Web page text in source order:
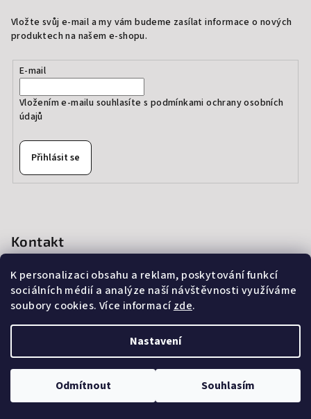
K personalizaci obsahu a reklam, poskytování funkcí
sociálních médií a analýze naší návštěvnosti využíváme
soubory cookies. Více informacízde.
Nastavení
Odmítnout Souhlasím
Vložte svůj e-mail a my vám budeme zasílat informace o nových
produktech na našem e-shopu.
E-mail
Vložením e-mailu souhlasíte s podmínkami ochrany osobních
údajů
Přihlásit se
Kontakt
info@thedressprague.com
+420 724 244 022
Upravit nastavení cookies
Vytvořil Shoptet